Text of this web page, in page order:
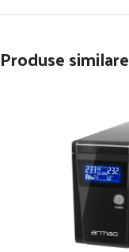
Produse similare